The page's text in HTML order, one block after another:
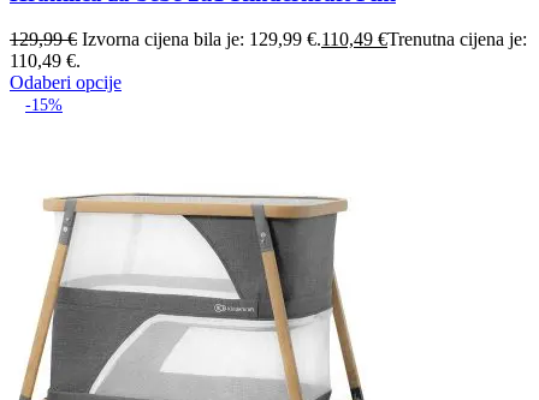
129,99€ Izvorna cijena bila je: 129,99 €.110,49 €Trenutna cijena je:
110,49 €.
Odaberi opcije
-15%